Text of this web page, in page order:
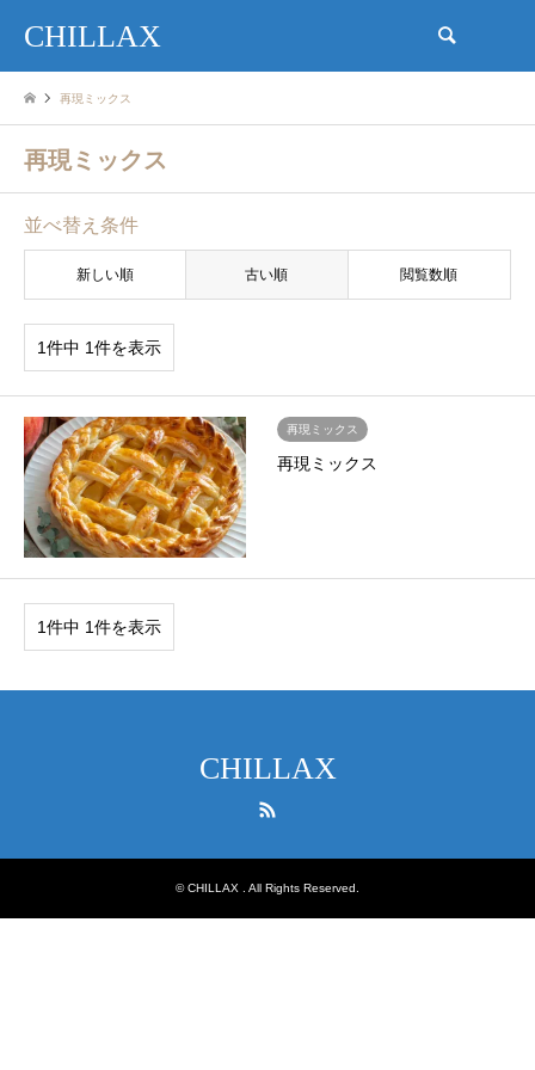
CHILLAX
再現ミックス
再現ミックス
並べ替え条件
新しい順 古い順 閲覧数順
1件中 1件を表示
再現ミックス
再現ミックス
1件中 1件を表示
CHILLAX
©CHILLAX . All Rights Reserved.